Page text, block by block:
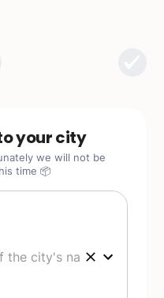
your city
we will not be
time 📦